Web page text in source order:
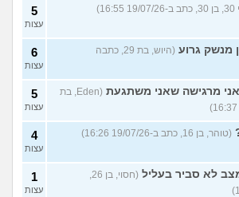
5
עצות
מנשק גרוע
(היוש, בת 29, כתבה
6
עצות
מרגישה שאני משתגעת
(Eden, בת
5
עצות
(טוהר, בן 16, כתב ב-19/07/26 16:26) 4
עצות
לא סביר בעליל
(חסוי, בן 26,
1
עצות